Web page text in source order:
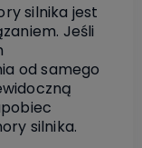
silnika jest
Jeśli
od samego
silnika.